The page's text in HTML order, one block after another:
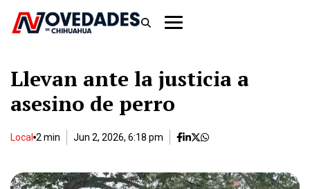
Llevan ante la justicia a
asesino de perro
Local 2 min Jun 2, 2026, 6:18 pm